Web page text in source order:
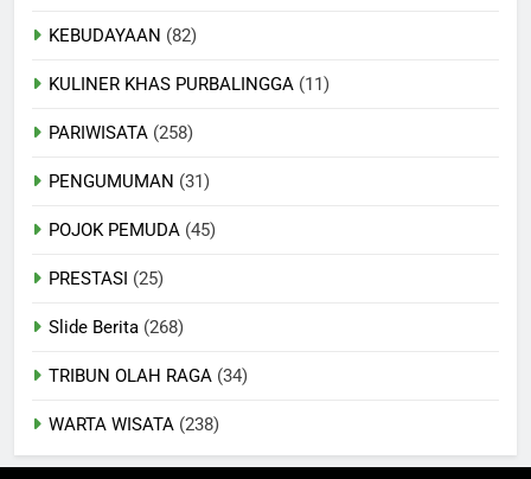
KEBUDAYAAN (82)
KULINER KHAS PURBALINGGA (11)
PARIWISATA (258)
PENGUMUMAN (31)
POJOK PEMUDA (45)
PRESTASI (25)
Slide Berita (268)
TRIBUN OLAH RAGA (34)
WARTA WISATA (238)